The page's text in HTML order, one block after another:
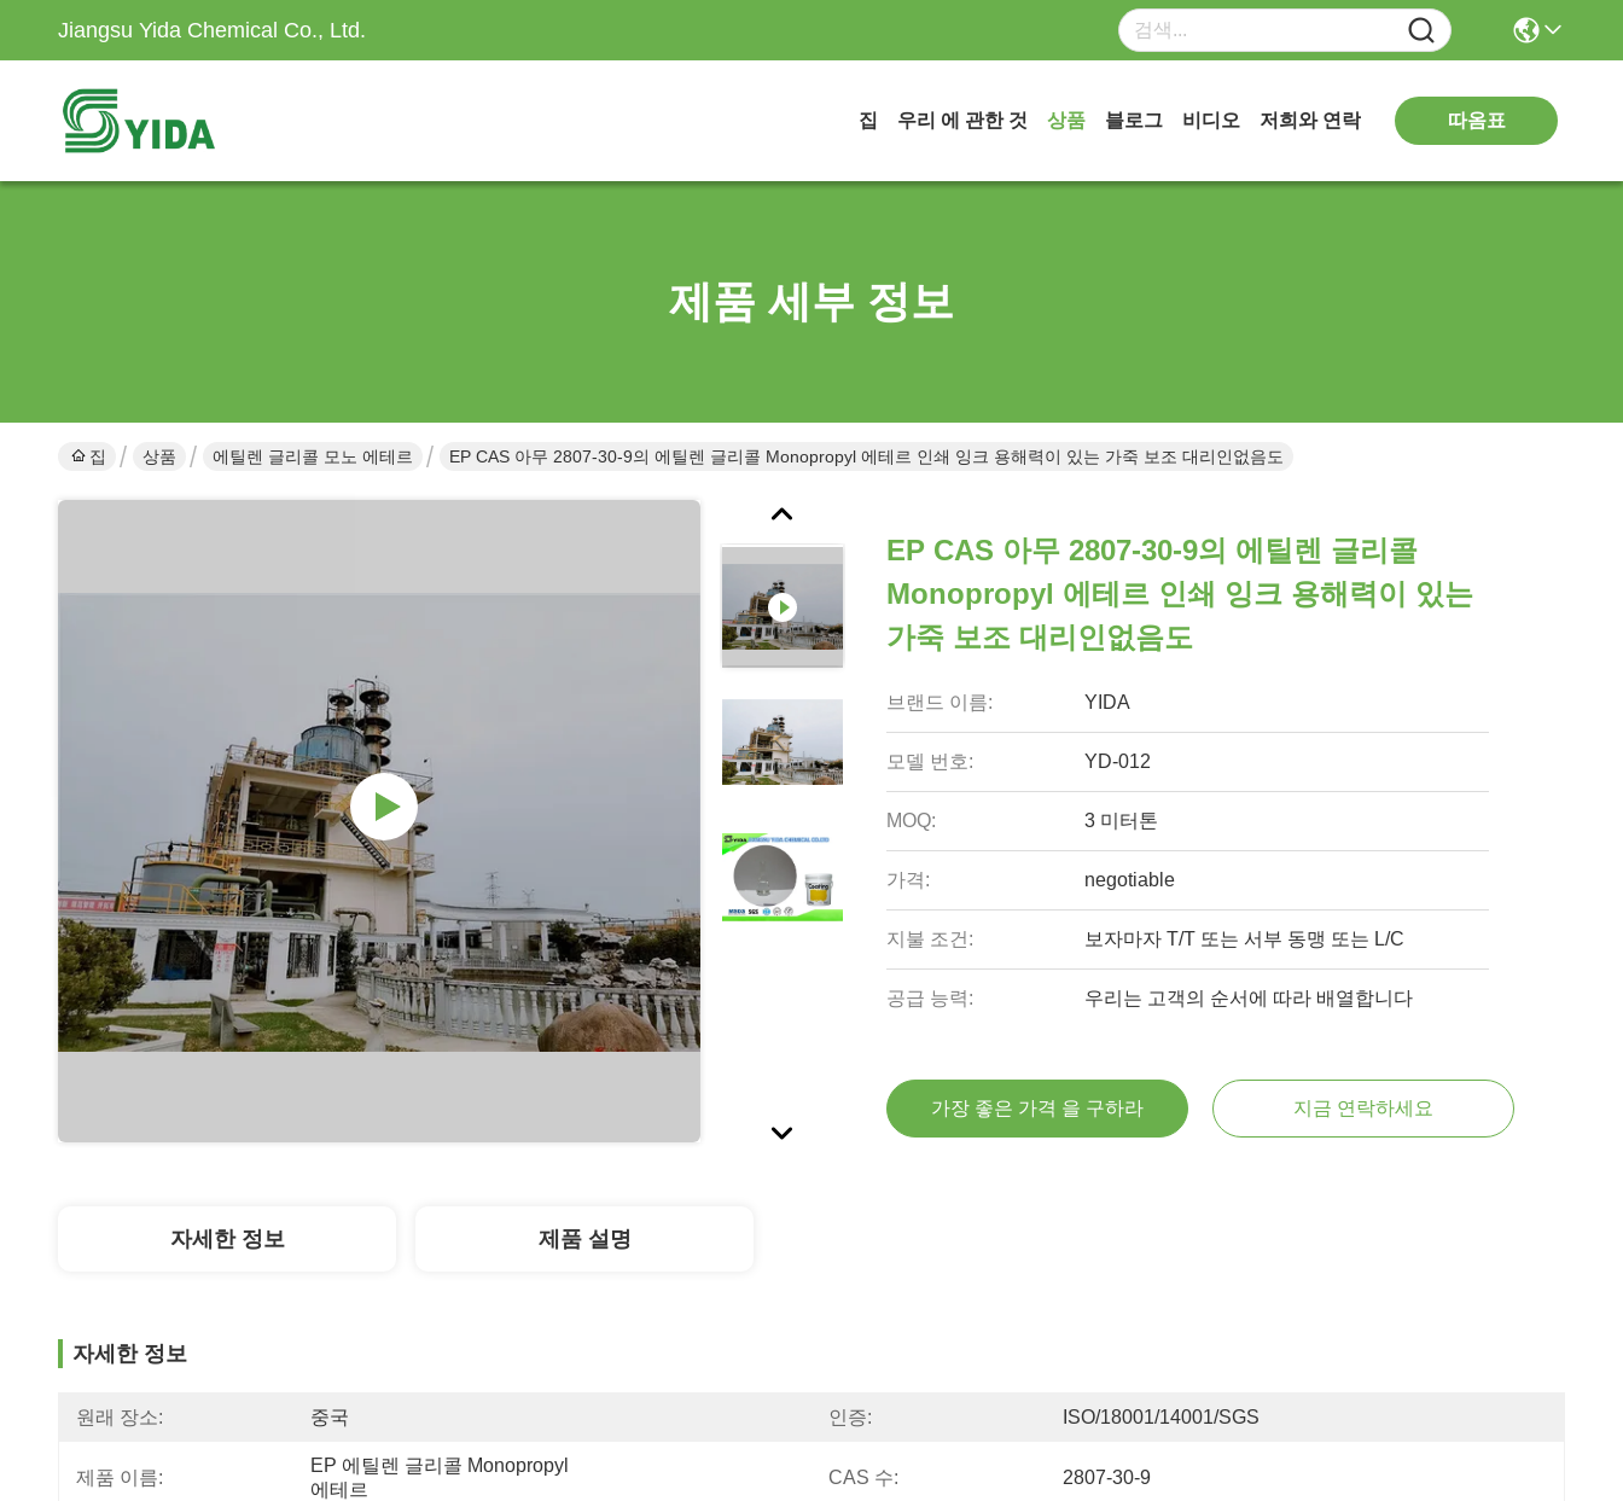
Jiangsu Yida Chemical Co., Ltd.
집 우리 에 관한 것 상품 블로그 비디오 저희와 연락 따옴표
제품 세부 정보
집 상품 에틸렌 글리콜 모노 에테르 EP CAS 아무 2807-30-9의 에틸렌 글리콜 Monopropyl 에테르 인쇄 잉크 용해력이 있는 가죽 보조 대리인없음도
EP CAS 아무 2807-30-9의 에틸렌 글리콜
Monopropyl 에테르 인쇄 잉크 용해력이 있는
가죽 보조 대리인없음도
브랜드 이름: YIDA
모델 번호: YD-012
MOQ: 3 미터톤
가격: negotiable
지불 조건: 보자마자 T/T 또는 서부 동맹 또는 L/C
공급 능력: 우리는 고객의 순서에 따라 배열합니다
가장 좋은 가격 을 구하라 지금 연락하세요
자세한 정보 제품 설명
자세한 정보
원래 장소: 중국 인증: ISO/18001/14001/SGS
제품 이름:
EP 에틸렌 글리콜 Monopropyl
에테르
CAS 수: 2807-30-9